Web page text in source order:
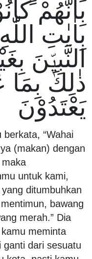
بِاَنَّهُمْ
بِاٰيٰتِ
النَّبِيّٖنَ
ذٰلِكَ بِمَا
يَعْتَدُوْنَ
“Wahai
(makan) dengan
untuk kami,
ditumbuhkan
bawang
merah.” Dia
meminta
ganti dari sesuatu